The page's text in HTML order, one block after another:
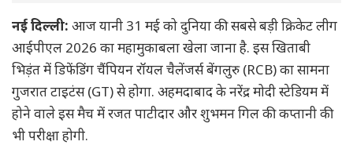
नई दिल्ली: आज यानी 31 मई को दुनिया की सबसे बड़ी क्रिकेट लीग
आईपीएल 2026 का महामुकाबला खेला जाना है. इस खिताबी
भिड़ंत में डिफेंडिंग चैंपियन रॉयल चैलेंजर्स बेंगलुरु (RCB) का सामना
गुजरात टाइटंस (GT) से होगा. अहमदाबाद के नरेंद्र मोदी स्टेडियम में
होने वाले इस मैच में रजत पाटीदार और शुभमन गिल की कप्तानी की
भी परीक्षा होगी.